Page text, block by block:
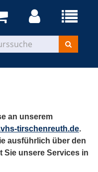
an unserem
tirschenreuth.de.
ausführlich über den
Sie unsere Services in